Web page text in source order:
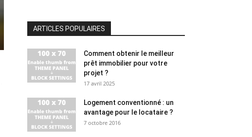
ARTICLES POPULAIRES
Comment obtenir le meilleur
prêt immobilier pour votre
projet ?
17 avril 2025
Logement conventionné : un
avantage pour le locataire ?
7 octobre 2016